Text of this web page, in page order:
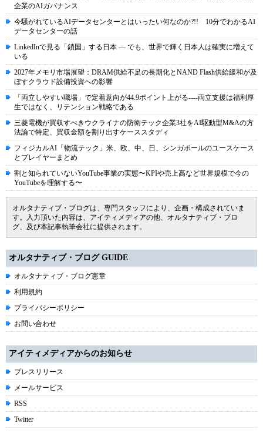
企業のAIガバナンス
今騒がれているAIデータセンターとはいったい何なのか?!! 10分でわかるAI
データセンターの話
LinkedInで見る「鎖国」する日本 ― でも、世界で輝く日本人は確実に増えて
いる
2027年メモリ市場展望：DRAM供給不足の長期化とNAND Flash供給緩和が及
ぼすクラウド設備投資への影響
「両立しやすい職場」で定着意向が44.9ポイント上がる----両立支援は福利厚
生ではなく、リテンション戦略である
三菱電機が買収すべきウクライナの防衛テック企業3社をAI駆動型M&Aの方
法論で特定、買収金額を割り出すケーススタディ
フィジカルAI「物流テック」米、欧、中、日、シンガポールのユースケース
とプレイヤーまとめ
割と知られていないYouTube事業の実態〜KPIや売上高など世界規模で今の
YouTubeを理解する〜
オルタナティブ・ブログは、専門スタッフにより、企画・構成されていま
す。入力頂いた内容は、アイティメディアの他、オルタナティブ・ブロ
グ、及び本記事執筆会社に提供されます。
オルタナティブ・ブログ GUIDE
オルタナティブ・ブログ憲章
利用規約
プライバシーポリシー
お問い合わせ
アイティメディアからのお知らせ
プレスリリース
メールサービス
RSS
Twitter